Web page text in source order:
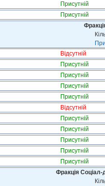
Присутній
Присутній
Відсутній
Присутній
Присутній
Присутній
Присутній
Відсутній
Присутній
Присутній
Присутній
Присутній
Присутній
Фракція Соціал-